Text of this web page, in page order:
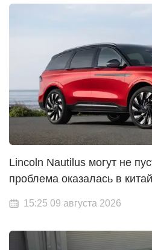
Lincoln Nautilus могут не
проблема оказалась в
15:25 09 августа 2026